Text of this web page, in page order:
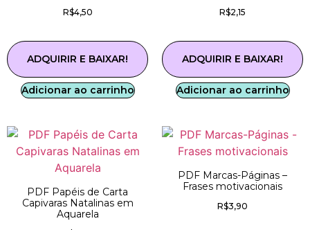
R$4,50
ADQUIRIR E BAIXAR!
Adicionar ao carrinho
R$2,15
ADQUIRIR E BAIXAR!
Adicionar ao carrinho
PDF Papéis de Carta
Capivaras Natalinas em
Aquarela
PDF Marcas-Páginas –
Frases motivacionais
R$3,90